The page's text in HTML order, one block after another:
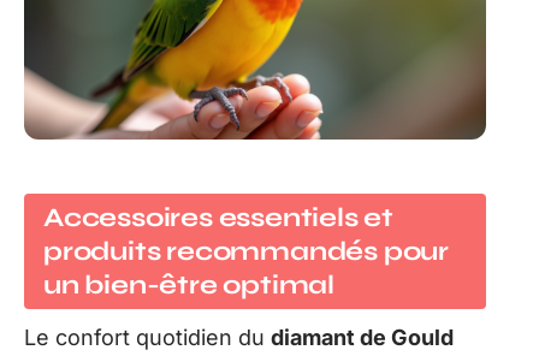
Accessoires essentiels et
produits recommandés pour
un bien-être optimal
Le confort quotidien du diamant de Gould